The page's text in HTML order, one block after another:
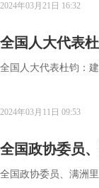
2024年03月21日 16:32
全国人大代表
全国人大代表杜钧：
2024年03月11日 09:53
全国政协委员
全国政协委员、满洲